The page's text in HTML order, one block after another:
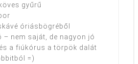
gyűrű
óriásbögréből
– nem saját, de nagyon jó
a fiúkórus a törpök dalát
=)